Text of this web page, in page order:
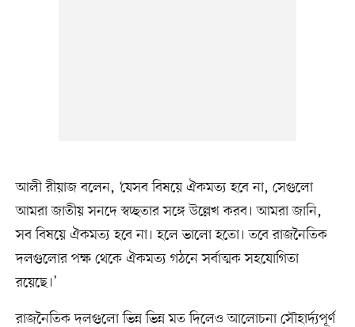
আলী রীয়াজ বলেন, ‘যেসব বিষয়ে ঐকমত্য হবে না, সেগুলো
আমরা জাতীয় সনদে স্বচ্ছতার সঙ্গে উল্লেখ করব। আমরা জানি,
সব বিষয়ে ঐকমত্য হবে না। হলে ভালো হতো। তবে রাজনৈতিক
দলগুলোর পক্ষ থেকে ঐকমত্য গঠনে সর্বাত্মক সহযোগিতা
রয়েছে।’
রাজনৈতিক দলগুলো ভিন্ন ভিন্ন মত দিলেও আলোচনা সৌহার্দ্যপূর্ণ